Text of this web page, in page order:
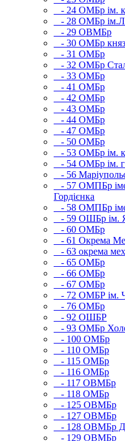
- 24 ОМБр ім.
- 28 ОМБр
- 29 ОВМБр
- 30 ОМБр
- 31 ОМБр
- 32 ОМБр
- 33 ОМБр
- 41 ОМБр
- 42 ОМБр
- 43 ОМБр
- 44 ОМБр
- 47 ОМБр
- 50 ОМБр
- 53 ОМБр ім.
- 54 ОМБр ім.
- 56
- 57 ОМПБр
Гордієнка
- 58 ОМПБр
- 59 ОШБр ім.
- 60 ОМБр
- 61 Окрема
- 63 окрема
- 65 ОМБр
- 66 ОМБр
- 67 ОМБр
- 72 ОМБР ім.
- 76 ОМБр
- 92 ОШБР
- 93 ОМБр
- 100 ОМБр
- 110 ОМБр
- 115 ОМБр
- 116 ОМБр
- 117 ОВМБр
- 118 ОМБр
- 125 ОВМБр
- 127 ОВМБр
- 128 ОВМБр
- 129 ОВМБр